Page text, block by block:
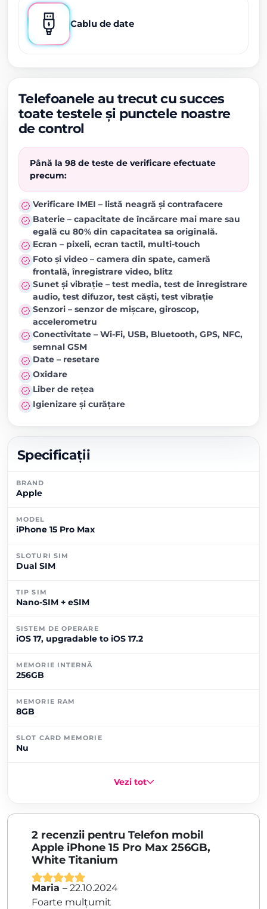
Cablu de date
Telefoanele au trecut cu succes
toate testele și punctele noastre
de control
Până la 98 de teste de verificare efectuate
precum:
Verificare IMEI – listă neagră și contrafacere
Baterie – capacitate de încărcare mai mare sau
egală cu 80% din capacitatea sa originală.
Ecran – pixeli, ecran tactil, multi-touch
Foto și video – camera din spate, cameră
frontală, înregistrare video, blitz
Sunet și vibrație – test media, test de înregistrare
audio, test difuzor, test căști, test vibrație
Senzori – senzor de mișcare, giroscop,
accelerometru
Conectivitate – Wi-Fi, USB, Bluetooth, GPS, NFC,
semnal GSM
Date – resetare
Oxidare
Liber de rețea
Igienizare și curățare
Specificații
BRAND
Apple
MODEL
iPhone 15 Pro Max
SLOTURI SIM
Dual SIM
TIP SIM
Nano-SIM + eSIM
SISTEM DE OPERARE
iOS 17, upgradable to iOS 17.2
MEMORIE INTERNĂ
256GB
MEMORIE RAM
8GB
SLOT CARD MEMORIE
Nu
Vezi tot
2 recenzii pentru Telefon mobil
Apple iPhone 15 Pro Max 256GB,
White Titanium
Evaluat la5
din 5
Maria – 22.10.2024
Foarte mulțumit